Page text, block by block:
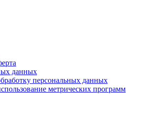
данных
персональных данных
метрических программ